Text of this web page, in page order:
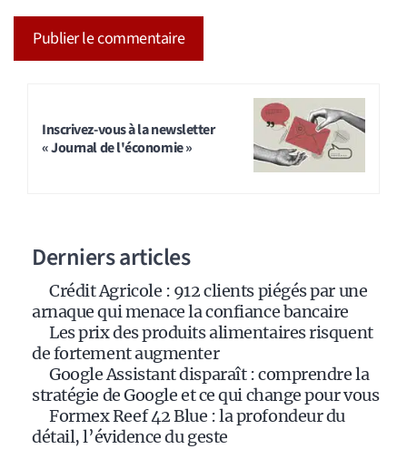
Inscrivez-vous à la newsletter
« Journal de l'économie »
Derniers articles
Crédit Agricole : 912 clients piégés par une
arnaque qui menace la confiance bancaire
Les prix des produits alimentaires risquent
de fortement augmenter
Google Assistant disparaît : comprendre la
stratégie de Google et ce qui change pour vous
Formex Reef 42 Blue : la profondeur du
détail, l’évidence du geste